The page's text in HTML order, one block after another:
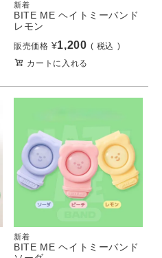
新着
BITE ME ヘイトミーバンド
レモン
販売価格 ¥1,200
税込
カートに入れる
新着
BITE ME ヘイトミーバンド